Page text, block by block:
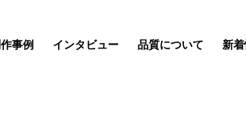
事例 インタビュー 品質について 新